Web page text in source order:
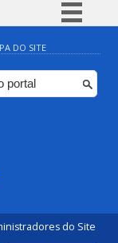
BR
DO SITE
do Site